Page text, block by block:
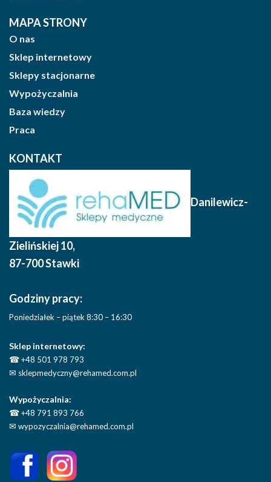
MAPA STRONY
O nas
Sklep internetowy
Sklepy stacjonarne
Wypożyczalnia
Baza wiedzy
Praca
KONTAKT
Danilewicz-
Zielińskiej 10,
87-700 Stawki
Godziny pracy:
Poniedziałek – piątek 8:30 – 16:30
Sklep internetowy:
☎+48 501 978 793
✉ sklepmedyczny@rehamed.com.pl
Wypożyczalnia:
☎+48 791 893 766
✉ wypozyczalnia@rehamed.com.pl